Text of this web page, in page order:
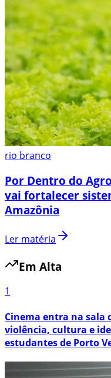
rio branco
Por Dentro do
vai fortalecer
Amazônia
Ler matéria
Em Alta
1
Cinema entra na sala
violência, cultura e
estudantes de Porto